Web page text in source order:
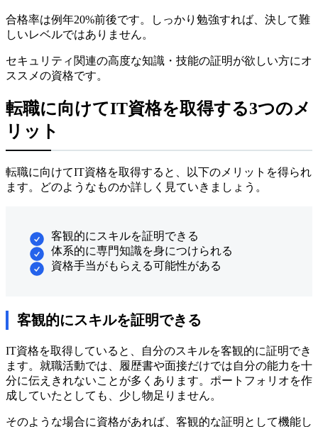
合格率は例年20%前後です。しっかり勉強すれば、決して難
しいレベルではありません。
セキュリティ関連の高度な知識・技能の証明が欲しい方にオ
ススメの資格です。
転職に向けてIT資格を取得する3つのメ
リット
転職に向けてIT資格を取得すると、以下のメリットを得られ
ます。どのようなものか詳しく見ていきましょう。
客観的にスキルを証明できる
体系的に専門知識を身につけられる
資格手当がもらえる可能性がある
客観的にスキルを証明できる
IT資格を取得していると、自分のスキルを客観的に証明でき
ます。就職活動では、履歴書や面接だけでは自分の能力を十
分に伝えきれないことが多くあります。ポートフォリオを作
成していたとしても、少し物足りません。
そのような場合に資格があれば、客観的な証明として機能し